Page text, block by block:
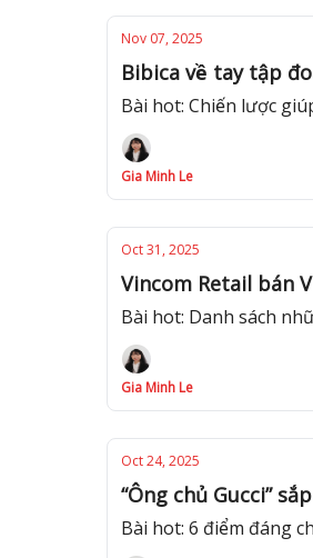
Nov 07, 2025
Bibica về tay tập
Bài hot: Chiến lược
Gia Minh Le
Oct 31, 2025
Vincom Retail bán
Bài hot: Danh sách
Gia Minh Le
Oct 24, 2025
“Ông chủ Gucci”
Bài hot: 6 điểm đáng